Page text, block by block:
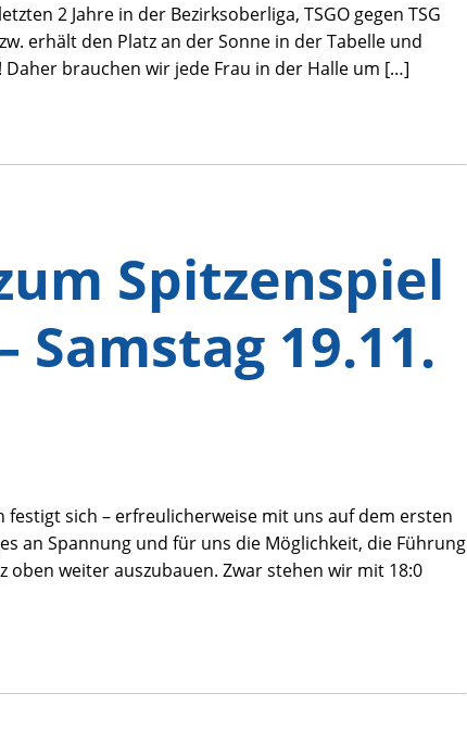
2 Jahre in der Bezirksoberliga, TSGO gegen TSG
erhält den Platz an der Sonne in der Tabelle und
brauchen wir jede Frau in der Halle um […]
Spitzenspiel
Samstag 19.11.
sich – erfreulicherweise mit uns auf dem ersten
an Spannung und für uns die Möglichkeit, die Führung
weiter auszubauen. Zwar stehen wir mit 18:0